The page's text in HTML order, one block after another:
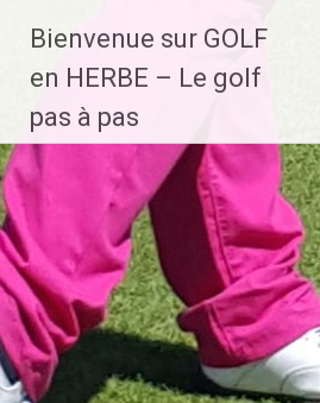
contenu
Bienvenue sur GOLF
en HERBE – Le golf
pas à pas